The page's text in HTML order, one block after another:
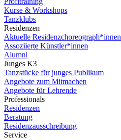
Kurse & Workshops
Tanzklubs
Residenzen
Aktuelle Residenzchoreograph*innen
Assoziierte Künstler*innen
Alumni
Junges K3
Tanzstücke für junges Publikum
Angebote zum Mitmachen
Angebote für Lehrende
Professionals
Residenzen
Beratung
Residenzausschreibung
Service